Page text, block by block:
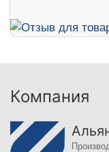
Компания